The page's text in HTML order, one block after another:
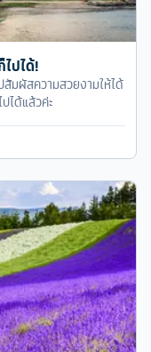
ปได้!
มผัสความสวยงามให้ได้
ได้แล้วค่ะ